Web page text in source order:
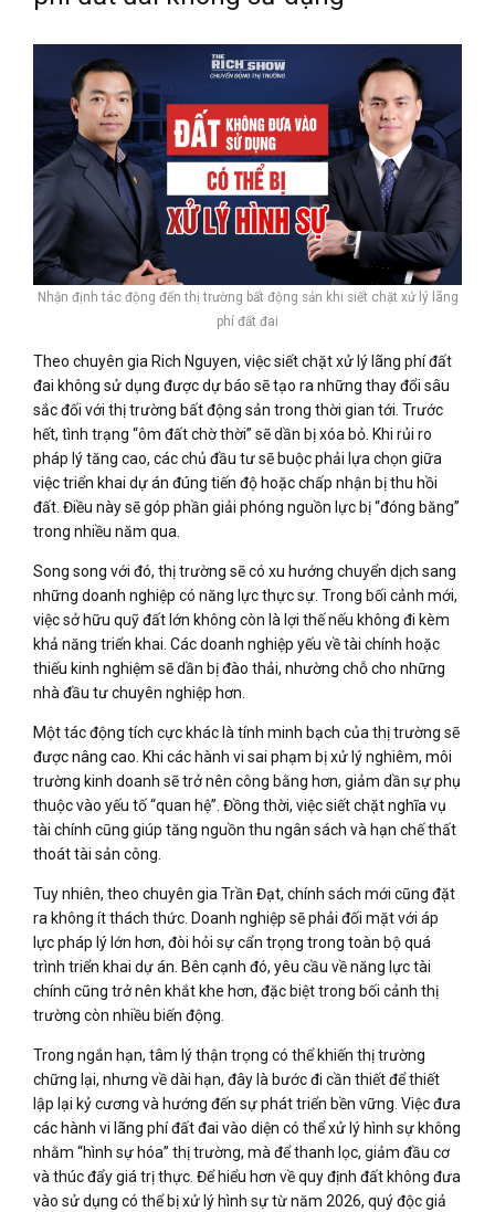
Nhận định tác động đến thị trường bất động sản khi siết chặt xử lý lãng
phí đất đai
Theo chuyên gia Rich Nguyen, việc siết chặt xử lý lãng phí đất
đai không sử dụng được dự báo sẽ tạo ra những thay đổi sâu
sắc đối với thị trường bất động sản trong thời gian tới. Trước
hết, tình trạng “ôm đất chờ thời” sẽ dần bị xóa bỏ. Khi rủi ro
pháp lý tăng cao, các chủ đầu tư sẽ buộc phải lựa chọn giữa
việc triển khai dự án đúng tiến độ hoặc chấp nhận bị thu hồi
đất. Điều này sẽ góp phần giải phóng nguồn lực bị “đóng băng”
trong nhiều năm qua.
Song song với đó, thị trường sẽ có xu hướng chuyển dịch sang
những doanh nghiệp có năng lực thực sự. Trong bối cảnh mới,
việc sở hữu quỹ đất lớn không còn là lợi thế nếu không đi kèm
khả năng triển khai. Các doanh nghiệp yếu về tài chính hoặc
thiếu kinh nghiệm sẽ dần bị đào thải, nhường chỗ cho những
nhà đầu tư chuyên nghiệp hơn.
Một tác động tích cực khác là tính minh bạch của thị trường sẽ
được nâng cao. Khi các hành vi sai phạm bị xử lý nghiêm, môi
trường kinh doanh sẽ trở nên công bằng hơn, giảm dần sự phụ
thuộc vào yếu tố “quan hệ”. Đồng thời, việc siết chặt nghĩa vụ
tài chính cũng giúp tăng nguồn thu ngân sách và hạn chế thất
thoát tài sản công.
Tuy nhiên, theo chuyên gia Trần Đạt, chính sách mới cũng đặt
ra không ít thách thức. Doanh nghiệp sẽ phải đối mặt với áp
lực pháp lý lớn hơn, đòi hỏi sự cẩn trọng trong toàn bộ quá
trình triển khai dự án. Bên cạnh đó, yêu cầu về năng lực tài
chính cũng trở nên khắt khe hơn, đặc biệt trong bối cảnh thị
trường còn nhiều biến động.
Trong ngắn hạn, tâm lý thận trọng có thể khiến thị trường
chững lại, nhưng về dài hạn, đây là bước đi cần thiết để thiết
lập lại kỷ cương và hướng đến sự phát triển bền vững. Việc đưa
các hành vi lãng phí đất đai vào diện có thể xử lý hình sự không
nhằm “hình sự hóa” thị trường, mà để thanh lọc, giảm đầu cơ
và thúc đẩy giá trị thực. Để hiểu hơn về quy định đất không đưa
vào sử dụng có thể bị xử lý hình sự từ năm 2026, quý độc giả